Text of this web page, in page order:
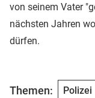
von seinem Vater
nächsten Jahren
dürfen.
Themen: Polizei